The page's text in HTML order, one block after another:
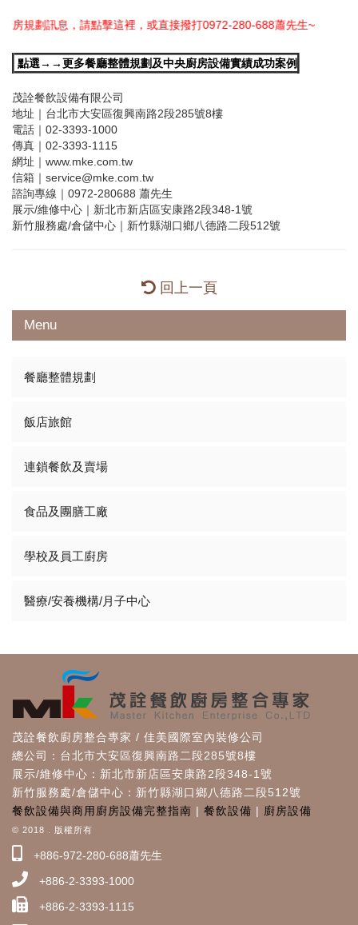
點擊這裡，或直接撥打0972-280-688蕭先生~
點選→→更多餐廳整體規劃及中央廚房設備實績成功案例
茂詮餐飲設備有限公司
地址｜台北市大安區復興南路2段285號8樓
電話｜02-3393-1000
傳真｜02-3393-1115
網址｜www.mke.com.tw
信箱｜service@mke.com.tw
諮詢專線｜0972-280688 蕭先生
展示/維修中心｜新北市新店區安康路2段348-1號
新竹服務處/倉儲中心｜新竹縣湖口鄉八德路二段512號
回上一頁
Menu
餐廳整體規劃
飯店旅館
連鎖餐飲及賣場
食品及團膳工廠
學校及員工廚房
醫療/安養機構/月子中心
茂詮餐飲廚房整合專家 / 佳美國際室內裝修公司
總公司：台北市大安區復興南路二段285號8樓
展示/維修中心：新北市新店區安康路2段348-1號
新竹服務處/倉儲中心：新竹縣湖口鄉八德路二段512號
餐飲設備與商用廚房設備完整指南 | 餐飲設備 | 廚房設備
© 2018 . 版權所有
+886-972-280-688蕭先生
+886-2-3393-1000
+886-2-3393-1115